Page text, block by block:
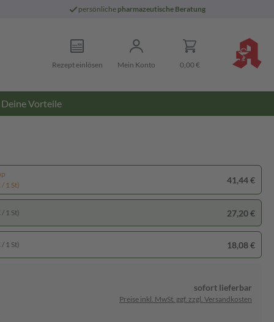
persönliche pharmazeutische Beratung
Rezept einlösen Mein Konto 0,00 €
Deine Vorteile
1 St)
41,44 €
1 St) 27,20 €
1 St) 18,08 €
sofort lieferbar
Preise inkl. MwSt. ggf. zzgl. Versandkosten